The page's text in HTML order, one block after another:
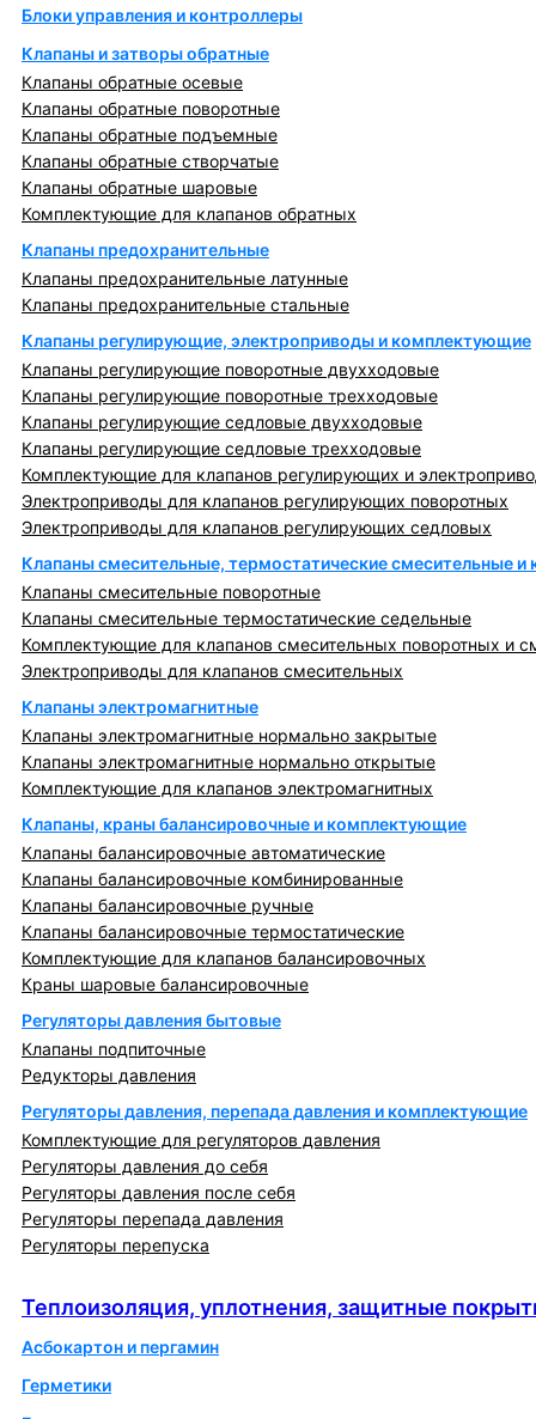
Блоки управления и контроллеры
Клапаны и затворы обратные
Клапаны обратные осевые
Клапаны обратные поворотные
Клапаны обратные подъемные
Клапаны обратные створчатые
Клапаны обратные шаровые
Комплектующие для клапанов обратных
Клапаны предохранительные
Клапаны предохранительные латунные
Клапаны предохранительные стальные
Клапаны регулирующие, электроприводы и комплектующие
Клапаны регулирующие поворотные двухходовые
Клапаны регулирующие поворотные трехходовые
Клапаны регулирующие седловые двухходовые
Клапаны регулирующие седловые трехходовые
Комплектующие для клапанов регулирующих и
Электроприводы для клапанов регулирующих поворотных
Электроприводы для клапанов регулирующих седловых
Клапаны смесительные, термостатические смесительные
Клапаны смесительные поворотные
Клапаны смесительные термостатические седельные
Комплектующие для клапанов смесительных поворотных и
Электроприводы для клапанов смесительных
Клапаны электромагнитные
Клапаны электромагнитные нормально закрытые
Клапаны электромагнитные нормально открытые
Комплектующие для клапанов электромагнитных
Клапаны, краны балансировочные и комплектующие
Клапаны балансировочные автоматические
Клапаны балансировочные комбинированные
Клапаны балансировочные ручные
Клапаны балансировочные термостатические
Комплектующие для клапанов балансировочных
Краны шаровые балансировочные
Регуляторы давления бытовые
Клапаны подпиточные
Редукторы давления
Регуляторы давления, перепада давления и комплектующие
Комплектующие для регуляторов давления
Регуляторы давления до себя
Регуляторы давления после себя
Регуляторы перепада давления
Регуляторы перепуска
Теплоизоляция, уплотнения, защитные
Асбокартон и пергамин
Герметики